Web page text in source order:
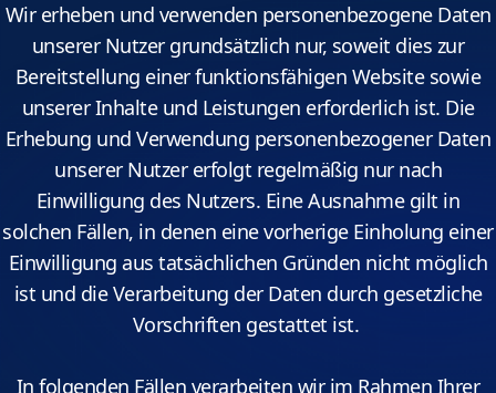
Wir erheben und verwenden personenbezogene Daten
unserer Nutzer grundsätzlich nur, soweit dies zur
Bereitstellung einer funktionsfähigen Website sowie
unserer Inhalte und Leistungen erforderlich ist. Die
Erhebung und Verwendung personenbezogener Daten
unserer Nutzer erfolgt regelmäßig nur nach
Einwilligung des Nutzers. Eine Ausnahme gilt in
solchen Fällen, in denen eine vorherige Einholung einer
Einwilligung aus tatsächlichen Gründen nicht möglich
ist und die Verarbeitung der Daten durch gesetzliche
Vorschriften gestattet ist.
In folgenden Fällen verarbeiten wir im Rahmen Ihrer